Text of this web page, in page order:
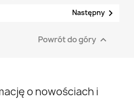
Następny 
Powrót do góry 
o nowościach i